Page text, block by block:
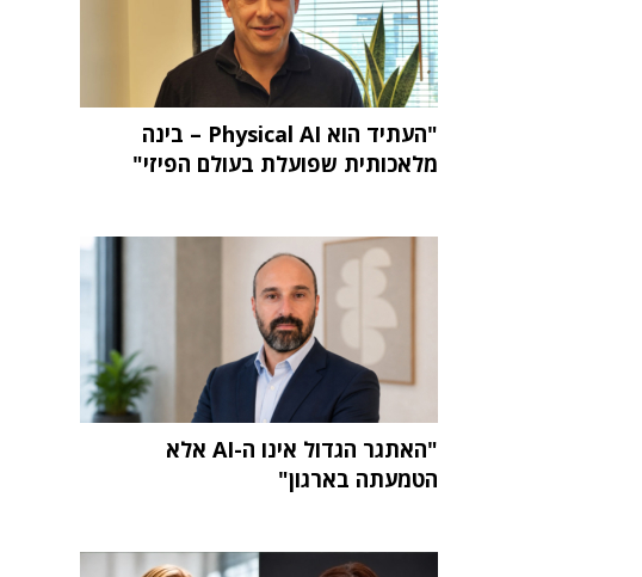
"העתיד הוא Physical AI – בינה
מלאכותית שפועלת בעולם הפיזי"
"האתגר הגדול אינו ה-AI אלא
הטמעתה בארגון"